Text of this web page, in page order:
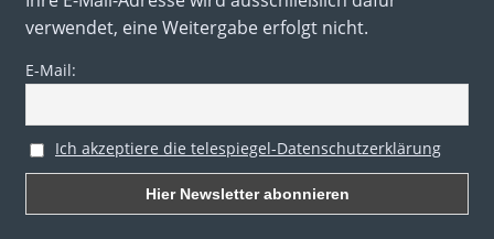
verwendet, eine Weitergabe erfolgt nicht.
E-Mail:
Ich akzeptiere die telespiegel-Datenschutzerklärung